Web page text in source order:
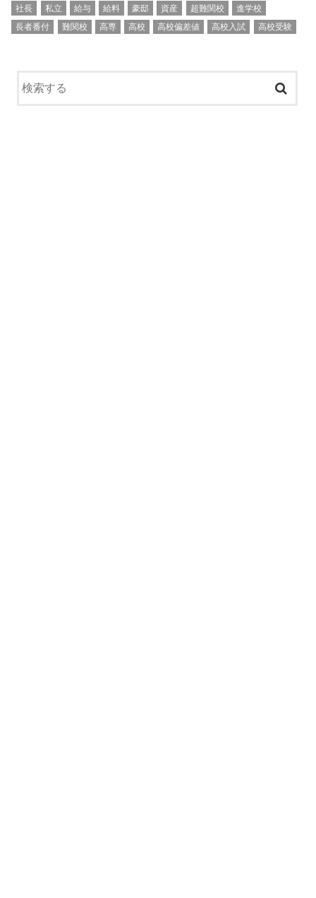
社長
私立 給与 給料 豪邸 資産 超難関校
進学校
長者番付
難関校 高専 高校 高校偏差値 高校入試 高校受験